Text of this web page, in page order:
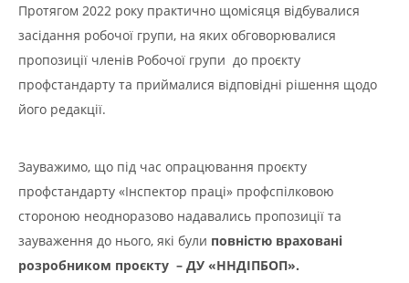
Протягом 2022 року практично щомісяця відбувалися
засідання робочої групи, на яких обговорювалися
пропозиції членів Робочої групи до проєкту
профстандарту та приймалися відповідні рішення щодо
його редакції.
Зауважимо, що під час опрацювання проєкту
профстандарту «Інспектор праці» профспілковою
стороною неодноразово надавались пропозиції та
зауваження до нього, які були повністю враховані
розробником проєкту – ДУ «ННДІПБОП».